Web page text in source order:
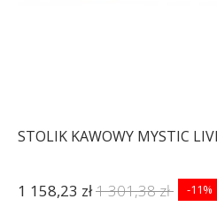
STOLIK KAWOWY MYSTIC
1 158,23 zł1 301,38 zł -11%